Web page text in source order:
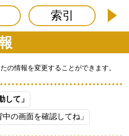
索引
の情報を変更することができます。
して」
中の画面を確認してね」